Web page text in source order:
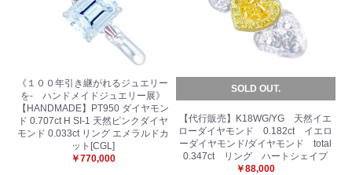
《１００年引き継がれるジュエリー
を- ハンドメイドジュエリー展》
【HANDMADE】PT950 ダイヤモン
ド 0.707ct H SI-1 天然ピンクダイヤ
モンド 0.033ct リング エメラルドカ
ット[CGL]
￥770,000
SOLD OUT.
【代行販売】K18WG/YG 天然イエ
ローダイヤモンド 0.182ct イエロ
ーダイヤモンド/ダイヤモンド total
0.347ct リング ハートシェイプ
￥88,000